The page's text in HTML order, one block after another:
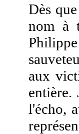
Dès
nom à
aux
entière.
l'écho,